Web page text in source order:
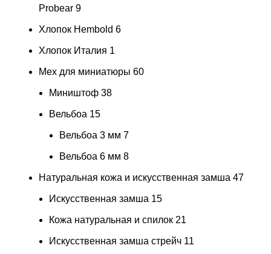
Probear 9
Хлопок Hembold 6
Хлопок Италия 1
Мех для миниатюры 60
Миништоф 38
Вельбоа 15
Вельбоа 3 мм 7
Вельбоа 6 мм 8
Натуральная кожа и искусственная замша 47
Искусственная замша 15
Кожа натуральная и спилок 21
Искусственная замша стрейч 11